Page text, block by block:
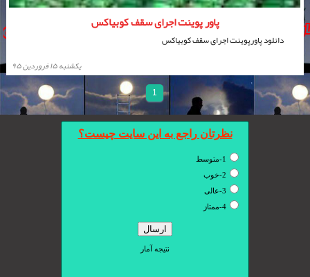
پاور پوینت اجرای سقف کوبیاکس
دانلود پاورپوینت اجرای سقف کوبیاکس
يكشنبه ۱۵ فروردین ۹۵
1